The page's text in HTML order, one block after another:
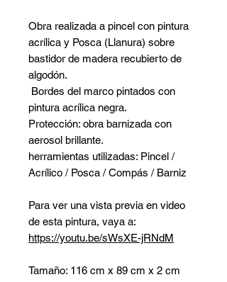
Obra realizada a pincel con pintura
acrílica y Posca (Llanura) sobre
bastidor de madera recubierto de
algodón.
Bordes del marco pintados con
pintura acrílica negra.
Protección: obra barnizada con
aerosol brillante.
herramientas utilizadas: Pincel /
Acrílico / Posca / Compás / Barniz
Para ver una vista previa en video
de esta pintura, vaya a:
https://youtu.be/sWsXE-jRNdM
Tamaño: 116 cm x 89 cm x 2 cm